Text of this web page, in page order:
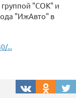
группой "СОК" и
"ИжАвто" в
...